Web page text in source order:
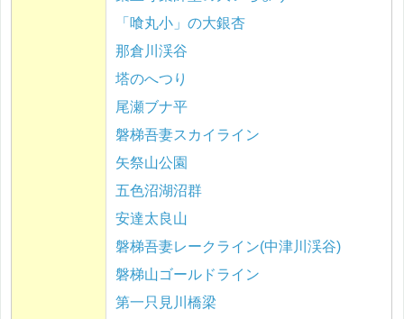
「喰丸小」の大銀杏
那倉川渓谷
塔のへつり
尾瀬ブナ平
磐梯吾妻スカイライン
矢祭山公園
五色沼湖沼群
安達太良山
磐梯吾妻レークライン(中津川渓谷)
磐梯山ゴールドライン
第一只見川橋梁